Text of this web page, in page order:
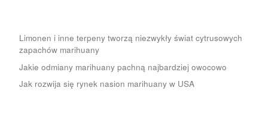
Limonen i inne terpeny tworzą niezwykły świat cytrusowych
zapachów marihuany
Jakie odmiany marihuany pachną najbardziej owocowo
Jak rozwija się rynek nasion marihuany w USA